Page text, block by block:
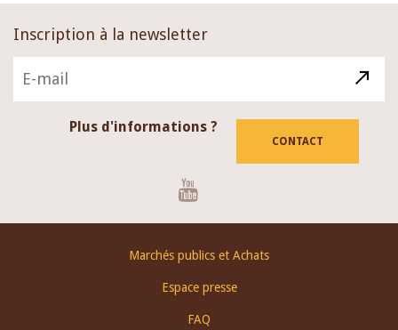
Inscription à la newsletter
Plus d'informations ?
CONTACT
Marchés publics et Achats
Espace presse
FAQ